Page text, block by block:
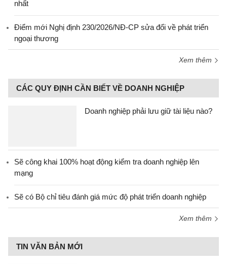
nhất
Điểm mới Nghị định 230/2026/NĐ-CP sửa đổi về phát triển
ngoại thương
Xem thêm
CÁC QUY ĐỊNH CẦN BIẾT VỀ DOANH NGHIỆP
Doanh nghiệp phải lưu giữ tài liệu nào?
Sẽ công khai 100% hoạt động kiểm tra doanh nghiệp lên
mạng
Sẽ có Bộ chỉ tiêu đánh giá mức độ phát triển doanh nghiệp
Xem thêm
TIN VĂN BẢN MỚI